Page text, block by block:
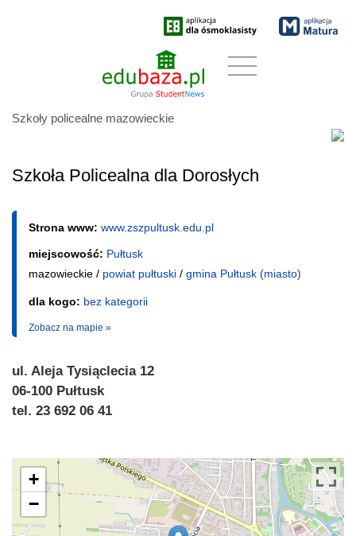
Szkoły policealne mazowieckie
Szkoła Policealna dla Dorosłych
Strona www: www.zszpultusk.edu.pl
miejscowość: Pułtusk
mazowieckie / powiat pułtuski / gmina Pułtusk (miasto)
dla kogo: bez kategorii
Zobacz na mapie »
ul. Aleja Tysiąclecia 12
06-100 Pułtusk
tel. 23 692 06 41
+
−